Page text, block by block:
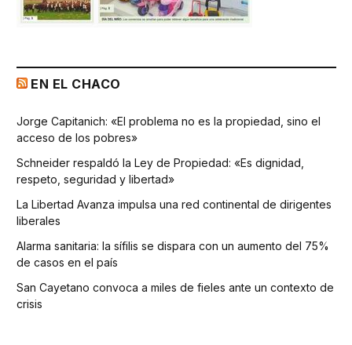
EN EL CHACO
Jorge Capitanich: «El problema no es la propiedad, sino el
acceso de los pobres»
Schneider respaldó la Ley de Propiedad: «Es dignidad,
respeto, seguridad y libertad»
La Libertad Avanza impulsa una red continental de dirigentes
liberales
Alarma sanitaria: la sífilis se dispara con un aumento del 75%
de casos en el país
San Cayetano convoca a miles de fieles ante un contexto de
crisis